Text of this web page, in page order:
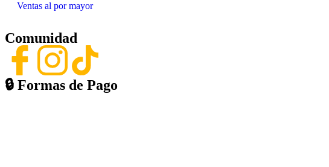
Ventas al por mayor
Comunidad
🔒︎ Formas de Pago